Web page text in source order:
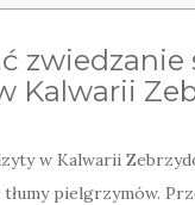
Kalwarii
w Kalwarii
pielgrzymów.